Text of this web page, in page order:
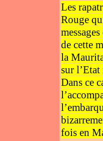
Les
Rouge
de cette
la
sur
Dans ce
fois en